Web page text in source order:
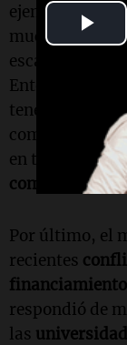
ejemplo, de
mucho para
escasez y se
Entonces, esa
tenemos que
competimos
en términos de
composición
Por último, el
recientes
financiamiento
respondió de
las